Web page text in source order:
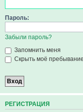
Пароль:
Забыли пароль?
Запомнить меня
Скрыть моё
РЕГИСТРАЦИЯ